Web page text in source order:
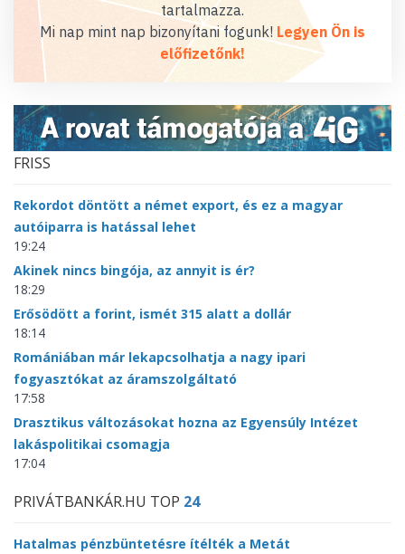
tartalmazza.
Mi nap mint nap bizonyítani fogunk! Legyen Ön is
előfizetőnk!
FRISS
Rekordot döntött a német export, és ez a magyar
autóiparra is hatással lehet
19:24
Akinek nincs bingója, az annyit is ér?
18:29
Erősödött a forint, ismét 315 alatt a dollár
18:14
Romániában már lekapcsolhatja a nagy ipari
fogyasztókat az áramszolgáltató
17:58
Drasztikus változásokat hozna az Egyensúly Intézet
lakáspolitikai csomagja
17:04
PRIVÁTBANKÁR.HU TOP 24
Hatalmas pénzbüntetésre ítélték a Metát